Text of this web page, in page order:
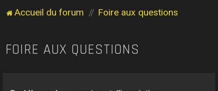
Accueil du forum Foire aux questions
FOIRE AUX QUESTIONS